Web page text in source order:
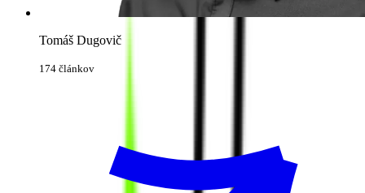
Tomáš Dugovič
174 článkov